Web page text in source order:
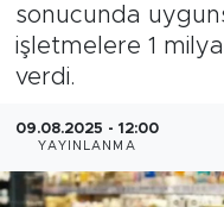
sonucunda
işletmelere 1
verdi.
09.08.2025 - 12:00
YAYINLANMA